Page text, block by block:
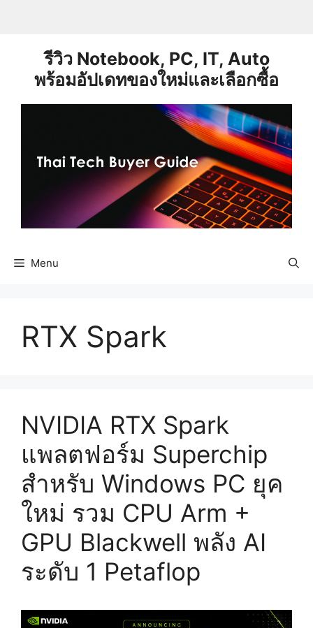
รีวิว Notebook, PC, IT, Auto
พร้อมอัปเดทของใหม่และเลือกซื้อ
Menu
RTX Spark
NVIDIA RTX Spark
แพลตฟอร์ม Superchip
สำหรับ Windows PC ยุค
ใหม่ รวม CPU Arm +
GPU Blackwell พลัง AI
ระดับ 1 Petaflop